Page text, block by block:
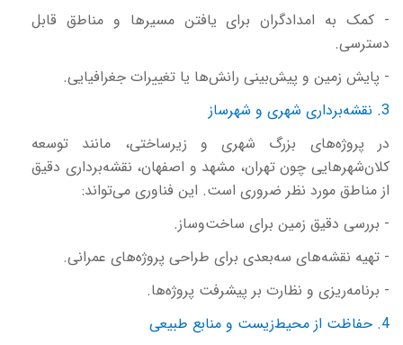
- کمک به امدادگران برای یافتن مسیرها و مناطق قابل
دسترسی.
- پایش زمین و پیش‌بینی رانش‌ها یا تغییرات جغرافیایی.
3. نقشه‌برداری شهری و شهرساز
در پروژه‌های بزرگ شهری و زیرساختی، مانند توسعه
کلان‌شهرهایی چون تهران، مشهد و اصفهان، نقشه‌برداری دقیق
از مناطق مورد نظر ضروری است. این فناوری می‌تواند:
- بررسی دقیق زمین برای ساخت‌وساز.
- تهیه نقشه‌های سه‌بعدی برای طراحی پروژه‌های عمرانی.
- برنامه‌ریزی و نظارت بر پیشرفت پروژه‌ها.
4. حفاظت از محیط‌زیست و منابع طبیعی